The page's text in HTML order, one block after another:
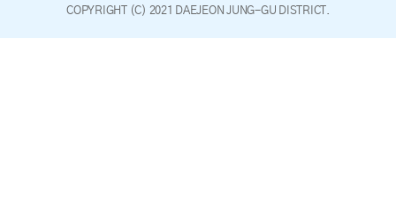
COPYRIGHT (C) 2021 DAEJEON JUNG-GU DISTRICT.